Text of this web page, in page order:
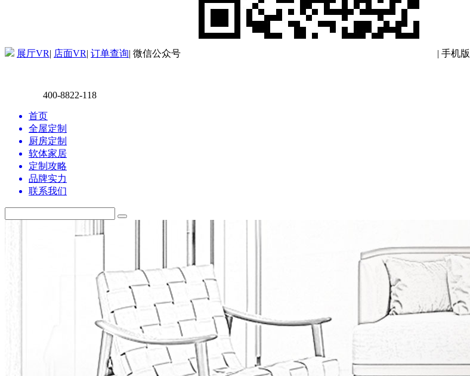
展厅VR| 店面VR| 订单查询| 微信公众号 | 手机版
400-8822-118
首页
全屋定制
厨房定制
软体家居
定制攻略
品牌实力
联系我们